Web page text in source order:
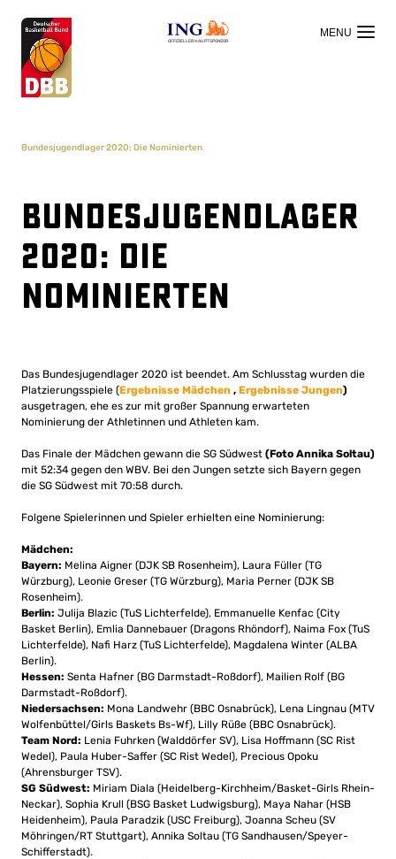
OFFIZIELLER HAUPTSPONSOR
Bundesjugendlager 2020: Die Nominierten
Bundesjugendlager
2020: Die
Nominierten
Das Bundesjugendlager 2020 ist beendet. Am Schlusstag wurden die
Platzierungsspiele (Ergebnisse Mädchen , Ergebnisse Jungen)
ausgetragen, ehe es zur mit großer Spannung erwarteten
Nominierung der Athletinnen und Athleten kam.
Das Finale der Mädchen gewann die SG Südwest (Foto Annika Soltau)
mit 52:34 gegen den WBV. Bei den Jungen setzte sich Bayern gegen
die SG Südwest mit 70:58 durch.
Folgene Spielerinnen und Spieler erhielten eine Nominierung:
Mädchen:
Bayern: Melina Aigner (DJK SB Rosenheim), Laura Füller (TG
Würzburg), Leonie Greser (TG Würzburg), Maria Perner (DJK SB
Rosenheim).
Berlin: Julija Blazic (TuS Lichterfelde), Emmanuelle Kenfac (City
Basket Berlin), Emlia Dannebauer (Dragons Rhöndorf), Naima Fox (TuS
Lichterfelde), Nafi Harz (TuS Lichterfelde), Magdalena Winter (ALBA
Berlin).
Hessen: Senta Hafner (BG Darmstadt-Roßdorf), Mailien Rolf (BG
Darmstadt-Roßdorf).
Niedersachsen: Mona Landwehr (BBC Osnabrück), Lena Lingnau (MTV
Wolfenbüttel/Girls Baskets Bs-Wf), Lilly Rüße (BBC Osnabrück).
Team Nord: Lenia Fuhrken (Walddörfer SV), Lisa Hoffmann (SC Rist
Wedel), Paula Huber-Saffer (SC Rist Wedel), Precious Opoku
(Ahrensburger TSV).
SG Südwest: Miriam Diala (Heidelberg-Kirchheim/Basket-Girls Rhein-
Neckar), Sophia Krull (BSG Basket Ludwigsburg), Maya Nahar (HSB
Heidenheim), Paula Paradzik (USC Freiburg), Joanna Scheu (SV
Möhringen/RT Stuttgart), Annika Soltau (TG Sandhausen/Speyer-
Schifferstadt).